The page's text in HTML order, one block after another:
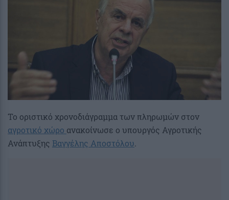
Το οριστικό χρονοδιάγραμμα των πληρωμών στον
αγροτικό χώρο ανακοίνωσε ο υπουργός Αγροτικής
Ανάπτυξης Βαγγέλης Αποστόλου.